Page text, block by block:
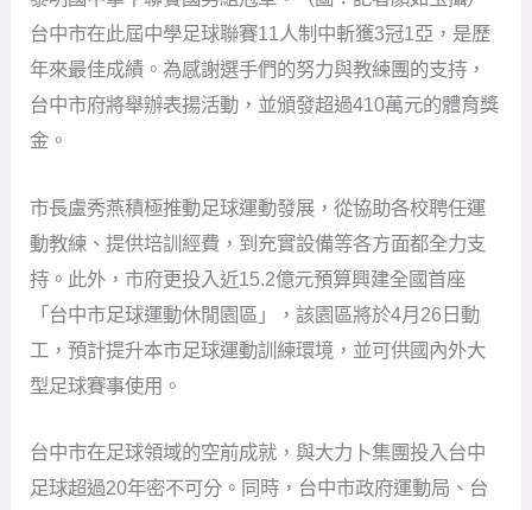
市長盧秀燕積極推動足球運動發展，從協助各校聘任運
動教練、提供培訓經費，到充實設備等各方面都全力支
持。此外，市府更投入近15.2億元預算興建全國首座
「台中市足球運動休閒園區」，該園區將於4月26日動
型足球賽事使用。
台中市在足球領域的空前成就，與大力卜集團投入台中
足球超過20年密不可分。同時，台中市政府運動局、台
中市體育總會足球委員會、台灣體大及企業的支持也功
不可沒。未來台中教育局將持續推動並深耕學校體育工
運動實力。